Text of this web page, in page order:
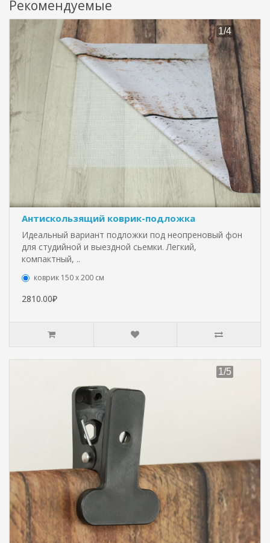
Рекомендуемые
Антискользящий коврик-подложка
Идеальный вариант подложки под неопреновый фон
для студийной и выездной сьемки. Легкий,
компактный, ..
коврик 150 х 200 см
2810.00₽